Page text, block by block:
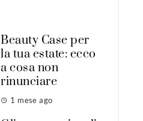
Beauty Case per
la tua estate: ecco
a cosa non
rinunciare
1 mese ago